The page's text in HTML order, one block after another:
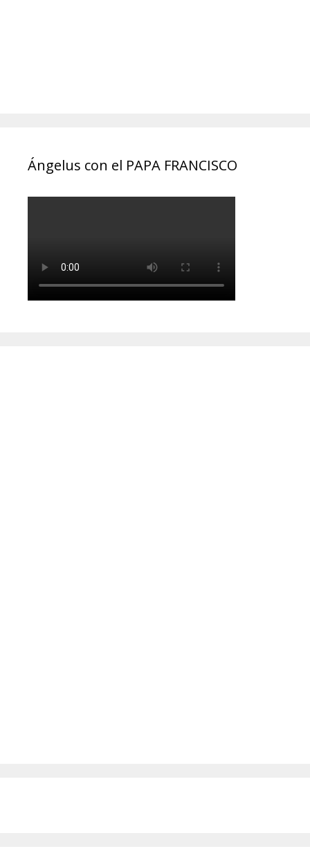
Ángelus con el PAPA FRANCISCO